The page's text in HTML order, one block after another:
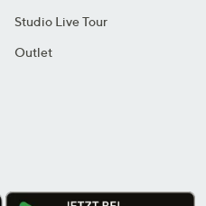
Studio Live Tour
Outlet